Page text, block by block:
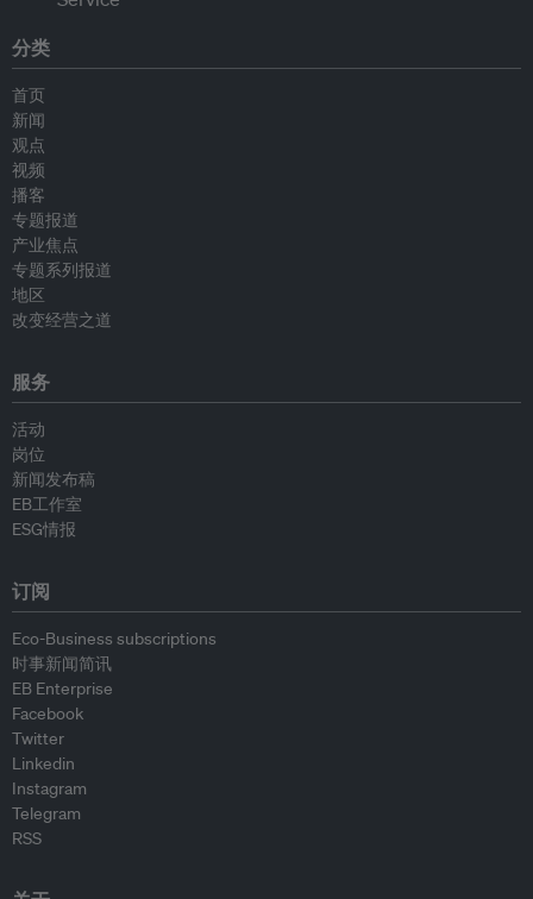
分类
首页
新闻
观点
视频
播客
专题报道
产业焦点
专题系列报道
地区
改变经营之道
服务
活动
岗位
新闻发布稿
EB工作室
ESG情报
订阅
Eco-Business subscriptions
时事新闻简讯
EB Enterprise
Facebook
Twitter
Linkedin
Instagram
Telegram
RSS